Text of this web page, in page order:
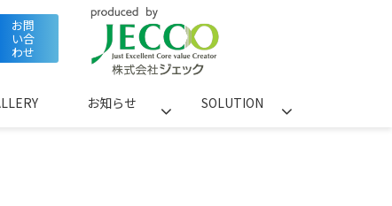
お問
い合
わせ
お知らせ SOLUTION